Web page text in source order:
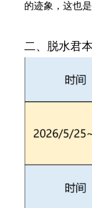
的迹象，这也
二、脱水君